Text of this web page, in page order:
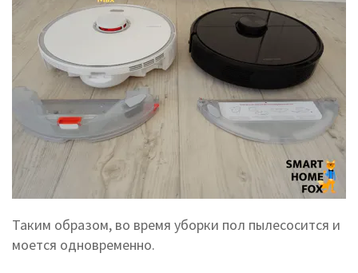
Таким образом, во время уборки пол пылесосится и
моется одновременно.